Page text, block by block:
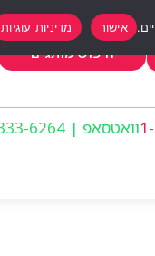
חיפוש מותגים
וואטסאפ | 053-333-6264
אישור מדיניות עוגיות